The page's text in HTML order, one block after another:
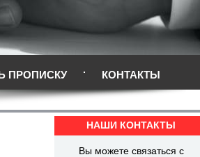
ПРОПИСКУ КОНТАКТЫ
НАШИ КОНТАКТЫ
Вы можете связаться с